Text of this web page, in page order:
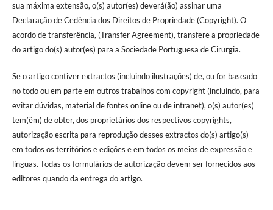
sua máxima extensão, o(s) autor(es) deverá(ão) assinar uma
Declaração de Cedência dos Direitos de Propriedade (Copyright). O
acordo de transferência, (Transfer Agreement), transfere a propriedade
do artigo do(s) autor(es) para a Sociedade Portuguesa de Cirurgia.
Se o artigo contiver extractos (incluindo ilustrações) de, ou for baseado
no todo ou em parte em outros trabalhos com copyright (incluindo, para
evitar dúvidas, material de fontes online ou de intranet), o(s) autor(es)
tem(êm) de obter, dos proprietários dos respectivos copyrights,
autorização escrita para reprodução desses extractos do(s) artigo(s)
em todos os territórios e edições e em todos os meios de expressão e
línguas. Todas os formulários de autorização devem ser fornecidos aos
editores quando da entrega do artigo.